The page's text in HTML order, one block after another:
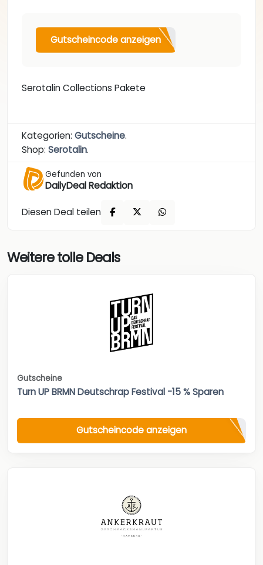
Gutscheincode anzeigen
Serotalin Collections Pakete
Kategorien: Gutscheine.
Shop: Serotalin.
Gefunden von
DailyDeal Redaktion
Diesen Deal teilen
Weitere tolle Deals
Gutscheine
Turn UP BRMN Deutschrap Festival -15 % Sparen
Gutscheincode anzeigen